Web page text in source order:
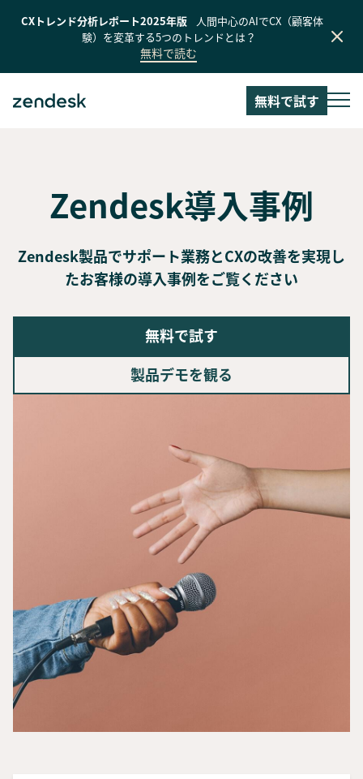
CXトレンド分析レポート2025年版
人間中心のAIでCX（顧客体
験）を変革する5つのトレンドとは？
無料で読む
無料で試す
Zendesk導入事例
Zendesk製品でサポート業務とCXの改善を実現し
たお客様の導入事例をご覧ください
無料で試す
製品デモを観る